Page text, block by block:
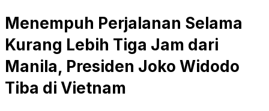
Menempuh Perjalanan Selama
Kurang Lebih Tiga Jam dari
Manila, Presiden Joko Widodo
Tiba di Vietnam